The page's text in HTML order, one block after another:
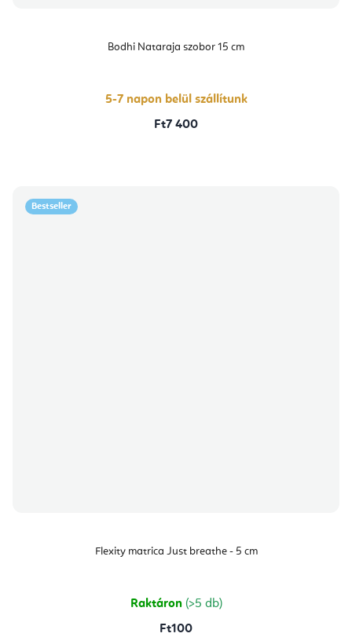
Bodhi Nataraja szobor 15 cm
5-7 napon belül szállítunk
Ft7 400
Bestseller
Flexity matrica Just breathe - 5 cm
Raktáron (>5 db)
Ft100